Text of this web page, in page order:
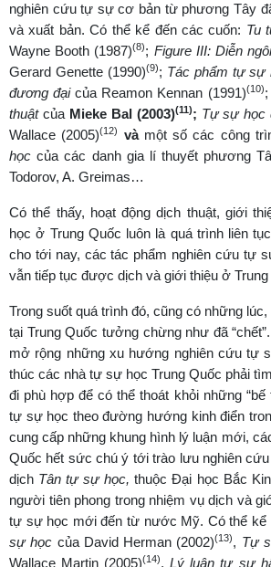
nghiên cứu tự sự cơ bản từ phương Tây
và xuất bản. Có thể kể đến các cuốn: Tu
Wayne Booth (1987)(8); Figure III: Diễn
Gerard Genette (1990)(9); Tác phẩm tự sự
đương đạicủa Reamon Kennan (1991)(10);
thuậtcủa Mieke Bal (2003)(11); Tự sự học
Wallace (2005)(12) và một số các công
học của các danh gia lí thuyết phương
Todorov, A. Greimas…
Có thể thấy, hoạt động dịch thuật, giới
học ở Trung Quốc luôn là quá trình liên
cho tới nay, các tác phẩm nghiên cứu tự
vẫn tiếp tục được dịch và giới thiệu ở Trung
Trong suốt quá trình đó, cũng có những
tại Trung Quốc tưởng chừng như đã
mở rộng những xu hướng nghiên cứu tự
thúc các nhà tự sự học Trung Quốc phải
đi phù hợp để có thể thoát khỏi những “bế
tự sự học theo đường hướng kinh điển
cung cấp những khung hình lý luận mới,
Quốc hết sức chú ý tới trào lưu nghiên
dịch Tân tự sự học, thuộc Đại học Bắc
người tiên phong trong nhiệm vụ dịch và
tự sự học mới đến từ nước Mỹ. Có thể kể
sự học của David Herman (2002)(13), Tự
Wallace Martin (2005)(14),Lý luận tự sự